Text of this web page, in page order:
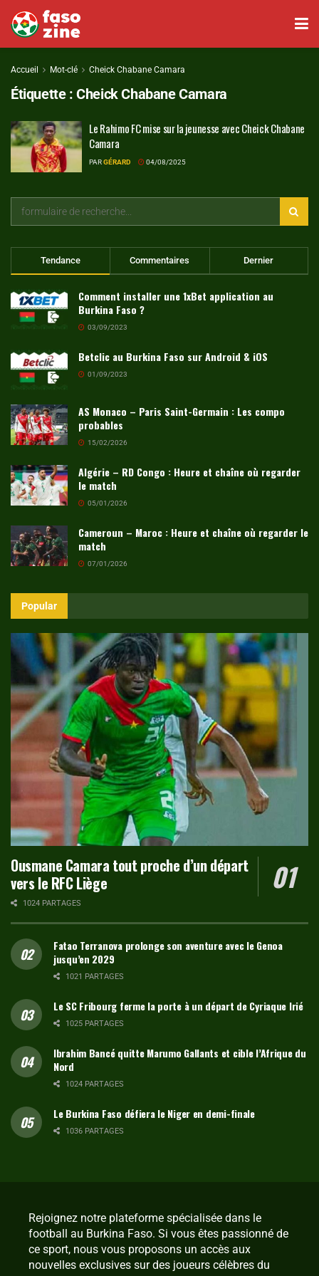
Accueil Mot-clé Cheick Chabane Camara
Étiquette :Cheick Chabane Camara
Le Rahimo FC mise sur la jeunesse avec Cheick Chabane
Camara
PARGÉRARD 04/08/2025
Tendance Commentaires Dernier
Comment installer une 1xBet application au
Burkina Faso ?
03/09/2023
Betclic au Burkina Faso sur Android & iOS
01/09/2023
AS Monaco – Paris Saint-Germain : Les compo
probables
15/02/2026
Algérie – RD Congo : Heure et chaîne où regarder
le match
05/01/2026
Cameroun – Maroc : Heure et chaîne où regarder le
match
07/01/2026
Popular
Ousmane Camara tout proche d’un départ
vers le RFC Liège
1024 PARTAGES
Fatao Terranova prolonge son aventure avec le Genoa
jusqu’en 2029
1021 PARTAGES
Le SC Fribourg ferme la porte à un départ de Cyriaque Irié
1025 PARTAGES
Ibrahim Bancé quitte Marumo Gallants et cible l’Afrique du
Nord
1024 PARTAGES
Le Burkina Faso défiera le Niger en demi-finale
1036 PARTAGES
Rejoignez notre plateforme spécialisée dans le
football au Burkina Faso. Si vous êtes passionné de
ce sport, nous vous proposons un accès aux
nouvelles exclusives sur des joueurs célèbres du